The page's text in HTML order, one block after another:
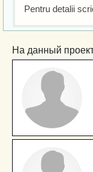
Pentru detalii
На данный